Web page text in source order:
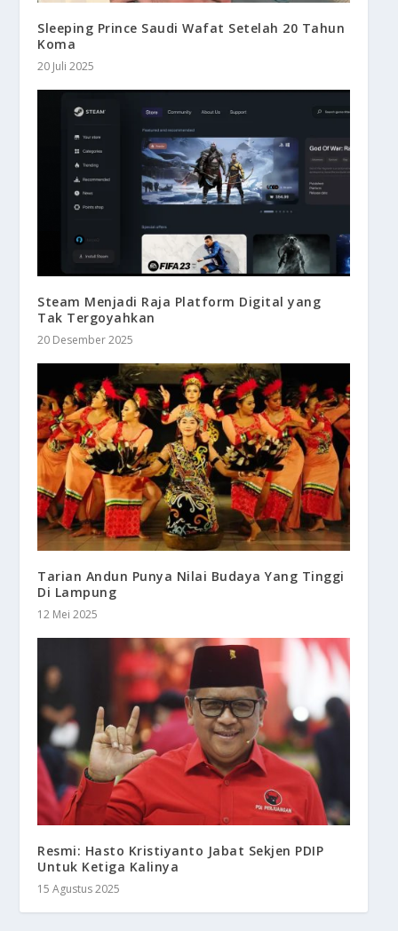
Sleeping Prince Saudi Wafat Setelah 20 Tahun
Koma
20 Juli 2025
Steam Menjadi Raja Platform Digital yang
Tak Tergoyahkan
20 Desember 2025
Tarian Andun Punya Nilai Budaya Yang Tinggi
Di Lampung
12 Mei 2025
Resmi: Hasto Kristiyanto Jabat Sekjen PDIP
Untuk Ketiga Kalinya
15 Agustus 2025